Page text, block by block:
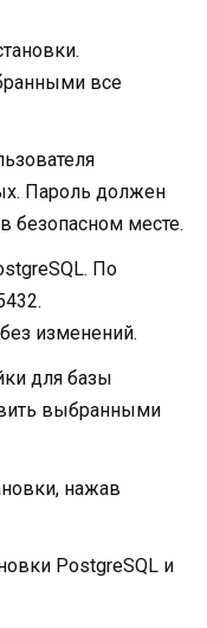
все
Пароль должен
безопасном месте.
По
изменений.
для базы
выбранными
нажав
PostgreSQL и